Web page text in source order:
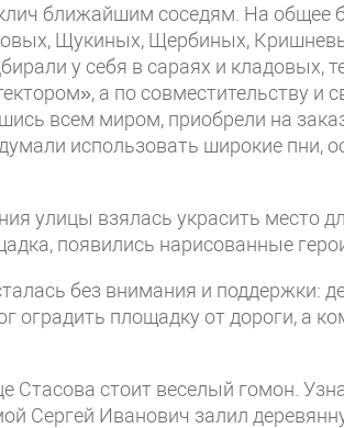
ближайшим соседям. На общее
Щукиных, Щербиных,
у себя в сараях и кладовых,
а по совместительству и
всем миром, приобрели на
использовать широкие пни,
улицы взялась украсить место
появились нарисованные
без внимания и поддержки:
оградить площадку от дороги, а
Стасова стоит веселый гомон.
Сергей Иванович залил